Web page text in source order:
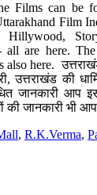
Films can be
Film
all are here.
here.
उत्तराखंड की
जानकारी आप
की जानकारी भी
, R.K.Verma,